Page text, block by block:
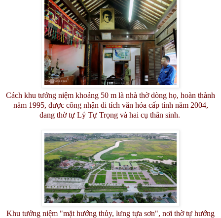
Cách khu tưởng niệm khoảng 50 m là nhà thờ dòng họ, hoàn thành
năm 1995, được công nhận di tích văn hóa cấp tỉnh năm 2004,
đang thờ tự Lý Tự Trọng và hai cụ thân sinh.
Khu tưởng niệm "mặt hướng thủy, lưng tựa sơn", nơi thờ tự hướng